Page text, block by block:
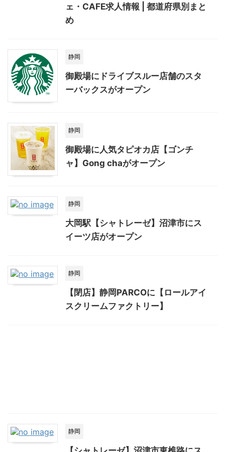
ェ・CAFE求人情報 | 都道府県別まと
め
静岡
御殿場にドライブスルー店舗のスタ
ーバックスがオープン
静岡
御殿場に人気タピオカ店【ゴンチ
ャ】Gong chaがオープン
静岡
大岡駅【シャトレーゼ】沼津市にス
イーツ店がオープン
静岡
【閉店】静岡PARCOに【ロールアイ
スクリームファクトリー】
静岡